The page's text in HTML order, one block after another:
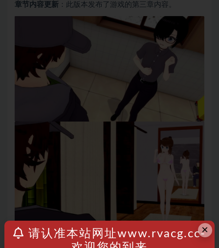
章节内容更新 ：此版本发布了游戏的第三章内容。
×
请认准本站网址www.rvacg.cc-